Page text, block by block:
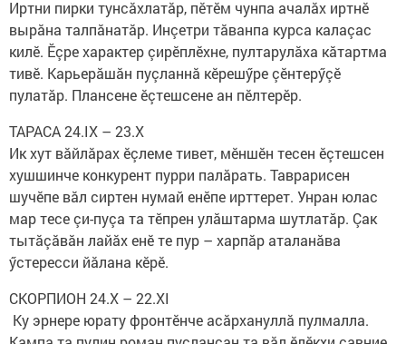
Иртни пирки тунсăхлатăр, пӗтӗм чунпа ачалăх иртнӗ
вырăна талпăнатăр. Инçетри тăванпа курса калаçас
килӗ. Ӗçре характер çирӗплӗхне, пултарулăха кăтартма
тивӗ. Карьерăшăн пуçланнă кӗрешӳре çӗнтерӳçӗ
пулатăр. Плансене ӗçтешсене ан пӗлтерӗр.
ТАРАСА 24.IX – 23.X
Ик хут вăйлăрах ӗçлеме тивет, мӗншӗн тесен ӗçтешсен
хушшинче конкурент пурри палăрать. Таврарисен
шучӗпе вăл сиртен нумай енӗпе ирттерет. Унран юлас
мар тесе çи-пуçа та тӗпрен улăштарма шутлатăр. Çак
тытăçăвăн лайăх енӗ те пур – харпăр аталанăва
ӳстересси йăлана кӗрӗ.
СКОРПИОН 24.X – 22.XI
Ку эрнере юрату фронтӗнче асăрхануллă пулмалла.